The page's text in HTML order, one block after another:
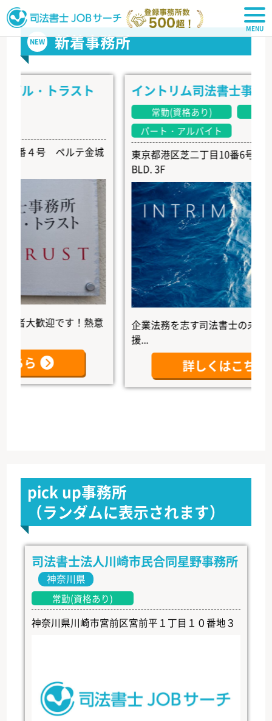
司法書士JOBサーチ
NEW 新着事務所
・トラスト
４号 ペルテ金城
歓迎です！熱意
イントリム司法書士事務所
常勤(資格あり)
常勤(資
パート・アルバイト
東京都港区芝二丁目10番6号 EARTH
BLD. 3F
企業法務を志す司法書士の未来を、
詳しくはこちら
pick up事務所
（ランダムに表示されます）
司法書士法人川崎市民合同星野事務所
神奈川県
常勤(資格あり)
神奈川県川崎市宮前区宮前平１丁目１０番地３